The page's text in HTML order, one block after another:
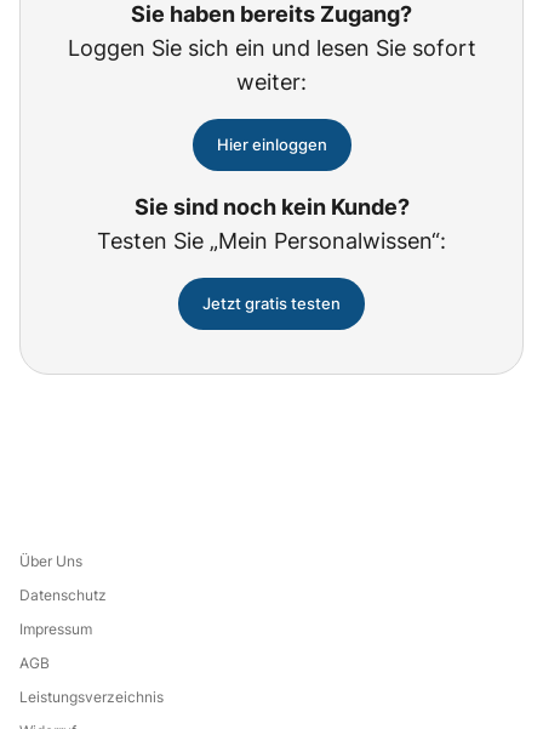
Sie haben bereits Zugang?
Loggen Sie sich ein und lesen Sie sofort
weiter:
Hier einloggen
Sie sind noch kein Kunde?
Testen Sie „Mein Personalwissen“:
Jetzt gratis testen
Über Uns
Datenschutz
Impressum
AGB
Leistungsverzeichnis